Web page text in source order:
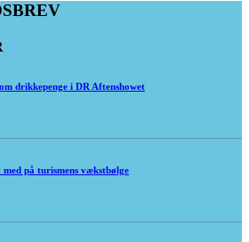
drikkepenge i DR Aftenshowet
på turismens vækstbølge